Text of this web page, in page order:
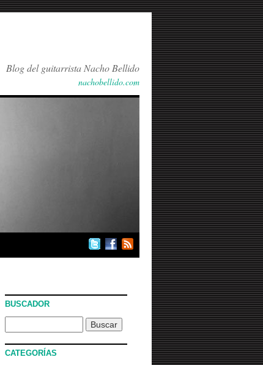
Blog del guitarrista Nacho Bellido
nachobellido.com
BUSCADOR
CATEGORÍAS